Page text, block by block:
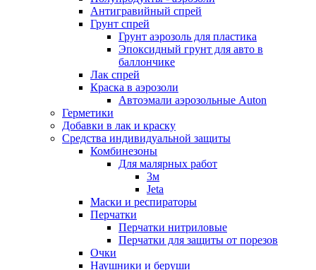
Антигравийный спрей
Грунт спрей
Грунт аэрозоль для пластика
Эпоксидный грунт для авто в
баллончике
Лак спрей
Краска в аэрозоли
Автоэмали аэрозольные Auton
Герметики
Добавки в лак и краску
Средства индивидуальной защиты
Комбинезоны
Для малярных работ
3м
Jeta
Маски и респираторы
Перчатки
Перчатки нитриловые
Перчатки для защиты от порезов
Очки
Наушники и беруши